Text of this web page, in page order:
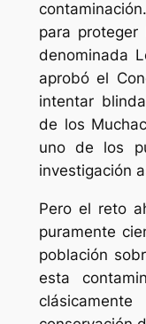
para
denominada
aprobó el
intentar
de los
uno de los
investigación
Pero el reto
puramente
población
esta